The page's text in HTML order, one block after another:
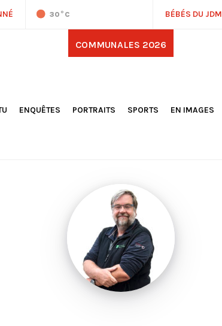
30 °C BÉBÉS DU JDM
COMMUNALES 2026
ENQUÊTES PORTRAITS
SPORTS
EN IMAGES